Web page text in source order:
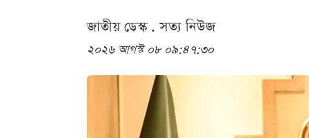
জাতীয় ডেস্ক . সত্য নিউজ
২০২৬ আগস্ট ০৮ ০৯:৪৭:৩০